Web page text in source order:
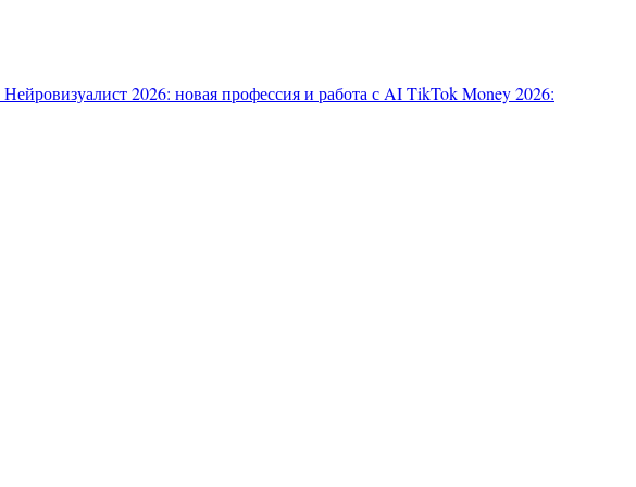
Нейровизуалист 2026: новая профессия и работа с AITikTok Money 2026: